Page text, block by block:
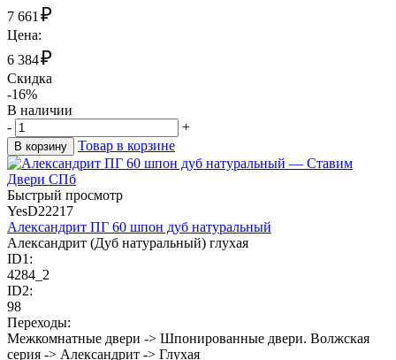
7 661₽
Цена:
6 384₽
Скидка
-16%
В наличии
-
+
В корзину Товар в корзине
Быстрый просмотр
YesD22217
Александрит ПГ 60 шпон дуб натуральный
Александрит (Дуб натуральный) глухая
ID1:
4284_2
ID2:
98
Переходы:
Межкомнатные двери -> Шпонированные двери. Волжская
серия -> Александрит -> Глухая